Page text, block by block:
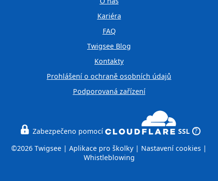
Kariéra
FAQ
Twigsee Blog
Kontakty
Prohlášení o ochraně osobních údajů
Podporovaná zařízení
Zabezpečeno pomocí SSL ?
©2026 Twigsee | Aplikace pro školky | Nastavení cookies |
Whistleblowing